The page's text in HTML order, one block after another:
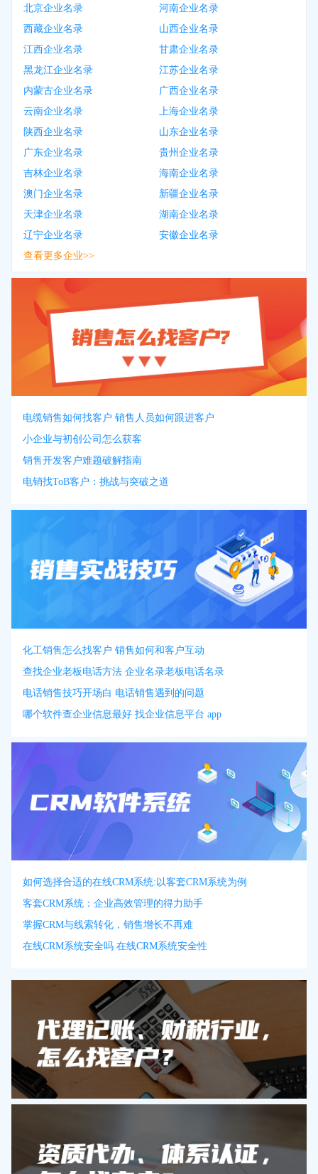
北京企业名录
河南企业名录
西藏企业名录
山西企业名录
江西企业名录
甘肃企业名录
黑龙江企业名录
江苏企业名录
内蒙古企业名录
广西企业名录
云南企业名录
上海企业名录
陕西企业名录
山东企业名录
广东企业名录
贵州企业名录
吉林企业名录
海南企业名录
澳门企业名录
新疆企业名录
天津企业名录
湖南企业名录
辽宁企业名录
安徽企业名录
查看更多企业>>
电缆销售如何找客户 销售人员如何跟进客户
小企业与初创公司怎么获客
销售开发客户难题破解指南
电销找ToB客户：挑战与突破之道
化工销售怎么找客户 销售如何和客户互动
查找企业老板电话方法 企业名录老板电话名录
电话销售技巧开场白 电话销售遇到的问题
哪个软件查企业信息最好 找企业信息平台 app
如何选择合适的在线CRM系统:以客套CRM系统为例
客套CRM系统：企业高效管理的得力助手
掌握CRM与线索转化，销售增长不再难
在线CRM系统安全吗 在线CRM系统安全性